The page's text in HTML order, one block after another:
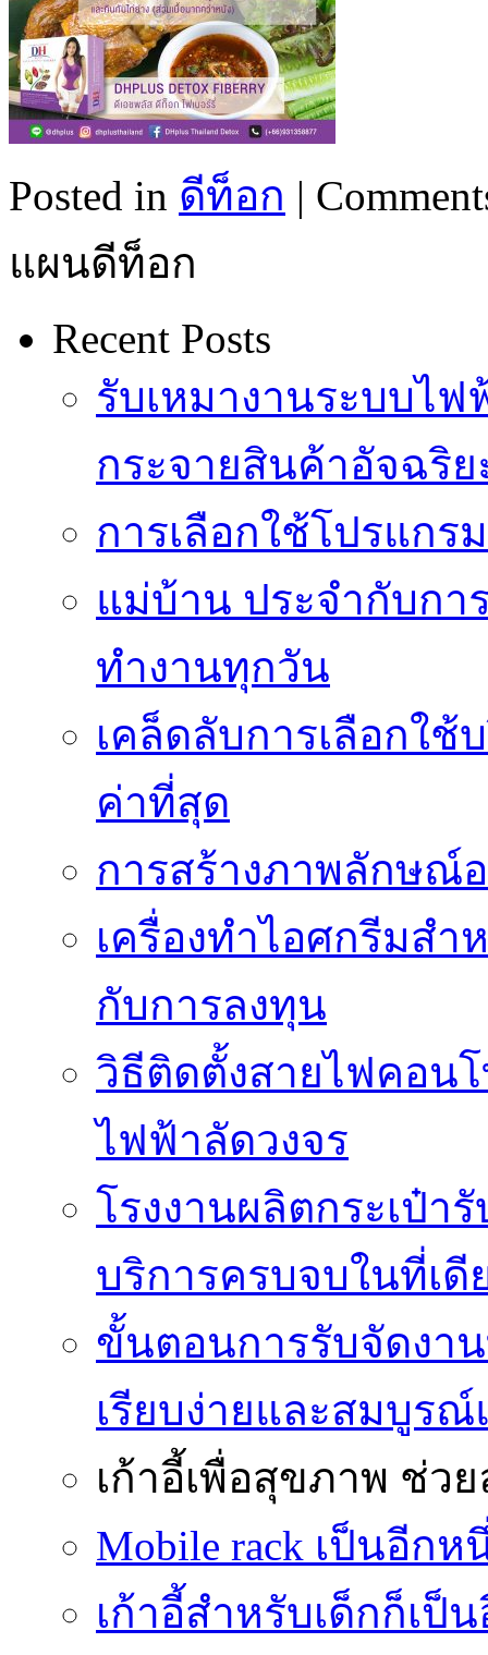
Posted in ดีท็อก |
แผนดีท็อก
Recent Posts
รับเหมางานระบบไ
กระจายสินค้าอัจฉริย
การเลือกใช้โปรแกร
แม่บ้าน ประจำกับกา
ทำงานทุกวัน
เคล็ดลับการเลือกใช้
ค่าที่สุด
การสร้างภาพลักษณ์
เครื่องทำไอศกรีมสำ
กับการลงทุน
วิธีติดตั้งสายไฟคอน
ไฟฟ้าลัดวงจร
โรงงานผลิตกระเป๋า
บริการครบจบในที่เดี
ขั้นตอนการรับจัดงา
เรียบง่ายและสมบูร
เก้าอี้เพื่อสุขภาพ ช่วย
Mobile rack เป็นอีก
เก้าอี้สำหรับเด็กก็เป็